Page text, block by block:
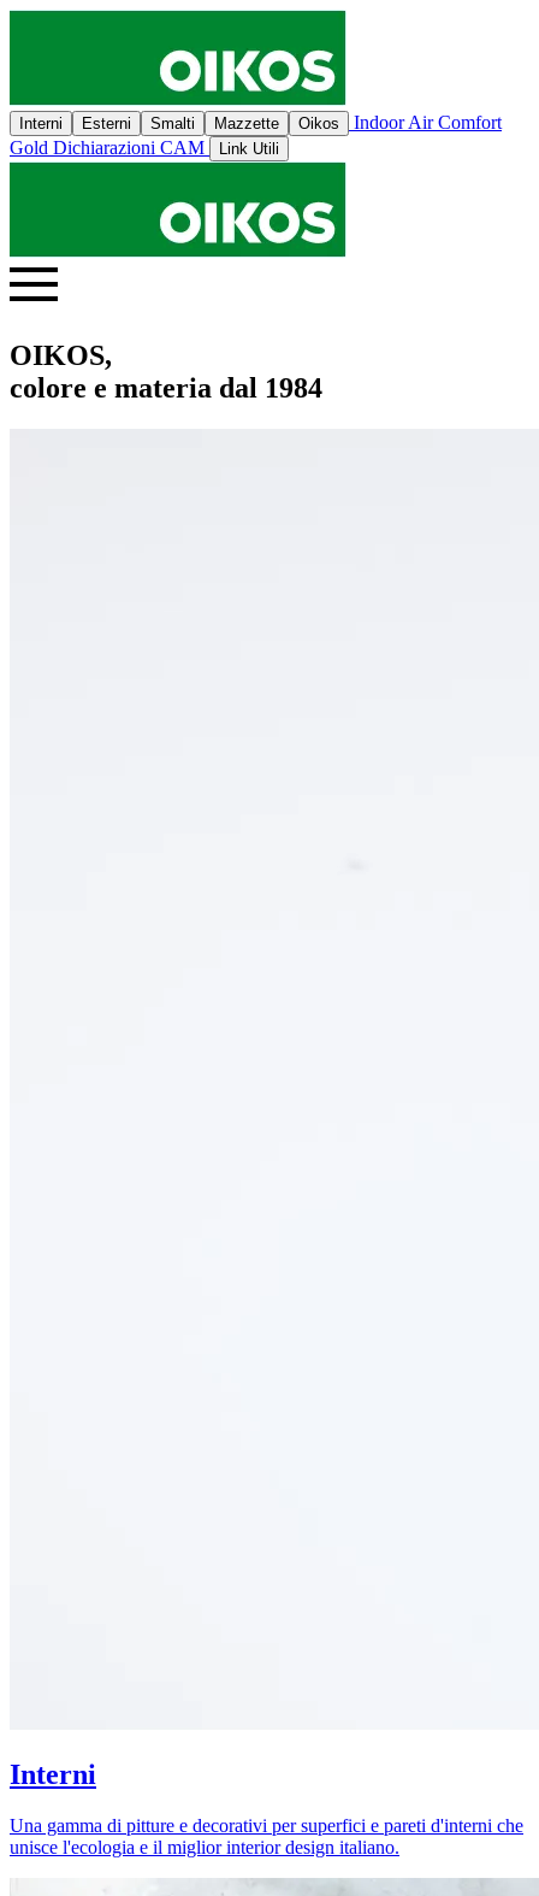
Interni Esterni Smalti Mazzette Oikos
Indoor Air Comfort
Gold Dichiarazioni CAM Link Utili
OIKOS,
colore e materia dal 1984
Interni
Una gamma di pitture e decorativi per superfici e pareti d'interni che
unisce l'ecologia e il miglior interior design italiano.